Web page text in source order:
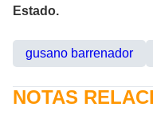
Estado.
gusano barrenador
NOTAS